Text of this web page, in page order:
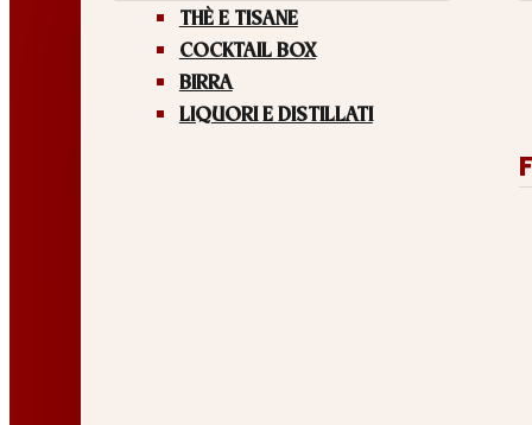
THÈ E TISANE
COCKTAIL BOX
BIRRA
LIQUORI E DISTILLATI